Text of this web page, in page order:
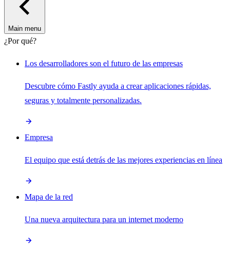
Main menu
¿Por qué?
Los desarrolladores son el futuro de las empresas
Descubre cómo Fastly ayuda a crear aplicaciones rápidas,
seguras y totalmente personalizadas.
Empresa
El equipo que está detrás de las mejores experiencias en línea
Mapa de la red
Una nueva arquitectura para un internet moderno